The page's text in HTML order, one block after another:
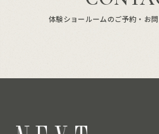
体験ショールームのご予約・お